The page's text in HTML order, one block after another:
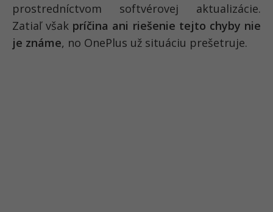
prostredníctvom softvérovej aktualizácie.
Zatiaľ však príčina ani riešenie tejto chyby nie
je známe, no OnePlus už situáciu prešetruje.